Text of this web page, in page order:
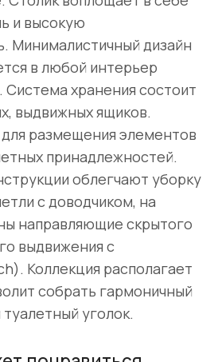
и высокую
Минималистичный дизайн
в любой интерьер
хранения состоит
выдвижных ящиков.
размещения элементов
принадлежностей.
облегчают уборку
с доводчиком, на
направляющие скрытого
выдвижения с
Коллекция располагает
собрать гармоничный
уголок.